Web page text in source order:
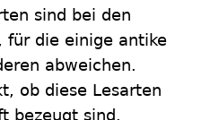
sind bei den
für die einige antike
abweichen.
ob diese Lesarten
bezeugt sind.